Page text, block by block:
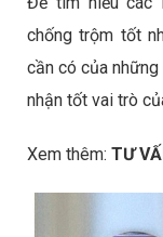
chống trộm tốt
cần có của
nhận tốt vai trò
Xem thêm: TƯ